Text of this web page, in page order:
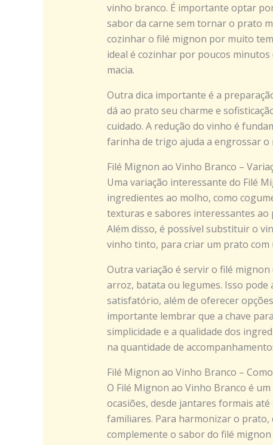
vinho branco. É importante optar
sabor da carne sem tornar o prato
cozinhar o filé mignon por muito
ideal é cozinhar por poucos
macia.
Outra dica importante é a
dá ao prato seu charme e
cuidado. A redução do vinho é
farinha de trigo ajuda a engrossar
Filé Mignon ao Vinho Branco –
Uma variação interessante do Filé
ingredientes ao molho, como
texturas e sabores interessantes
Além disso, é possível substituir o
vinho tinto, para criar um prato
Outra variação é servir o filé
arroz, batata ou legumes. Isso
satisfatório, além de oferecer
importante lembrar que a chave
simplicidade e a qualidade dos
na quantidade de
Filé Mignon ao Vinho Branco –
O Filé Mignon ao Vinho Branco é
ocasiões, desde jantares formais
familiares. Para harmonizar o
complemente o sabor do filé